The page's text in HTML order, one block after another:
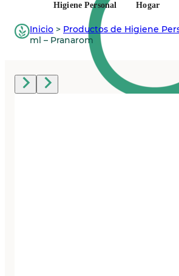
Higiene Personal Hogar
Inicio > Productos de Higiene
ml – Pranarom